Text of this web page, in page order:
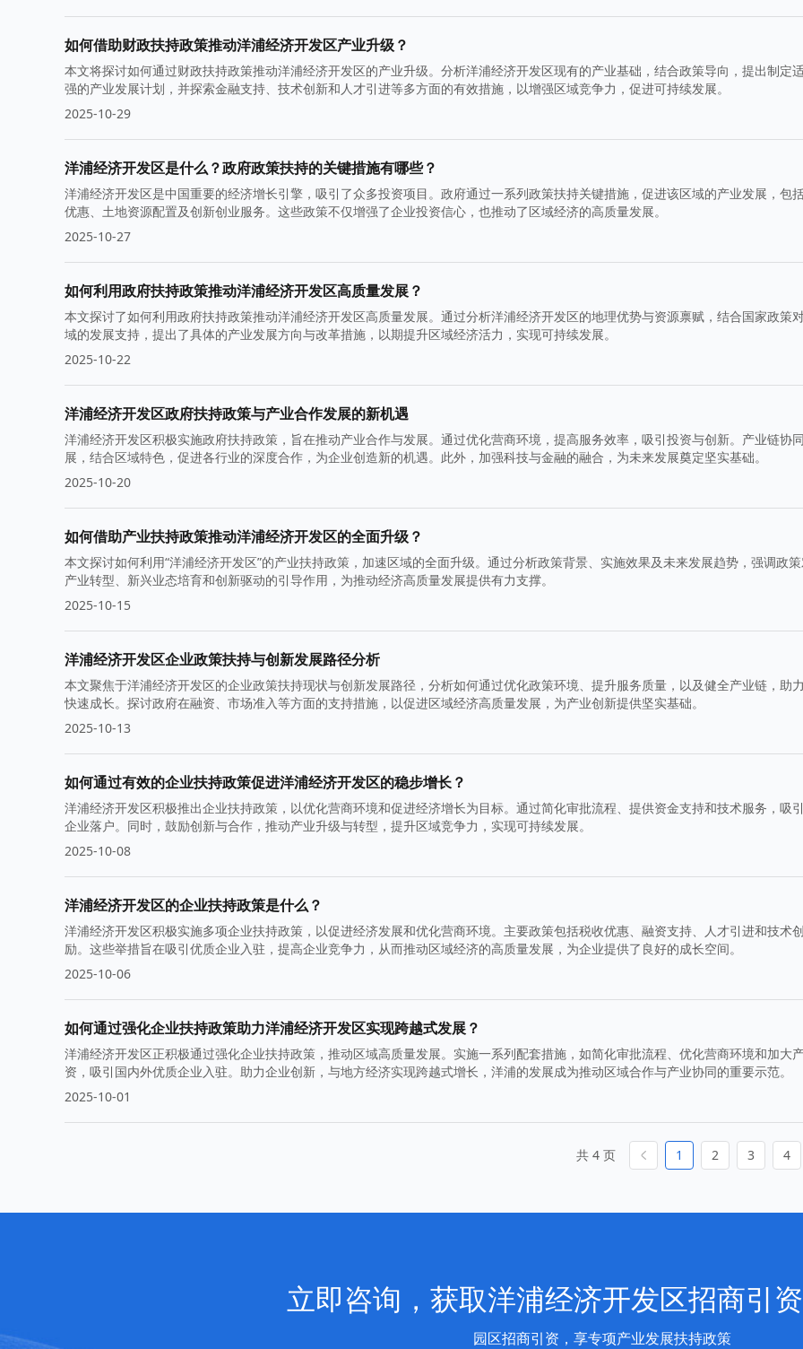
如何借助财政扶持政策推动洋浦经济开发区产业升级？
本文将探讨如何通过财政扶持政策推动洋浦经济开发区的产业升级。分析洋浦经济开发区现有的产业基础，结合政策导向，提出制定
强的产业发展计划，并探索金融支持、技术创新和人才引进等多方面的有效措施，以增强区域竞争力，促进可持续发展。
2025-10-29
洋浦经济开发区是什么？政府政策扶持的关键措施有哪些？
洋浦经济开发区是中国重要的经济增长引擎，吸引了众多投资项目。政府通过一系列政策扶持关键措施，促进该区域的产业发展，包
优惠、土地资源配置及创新创业服务。这些政策不仅增强了企业投资信心，也推动了区域经济的高质量发展。
2025-10-27
如何利用政府扶持政策推动洋浦经济开发区高质量发展？
本文探讨了如何利用政府扶持政策推动洋浦经济开发区高质量发展。通过分析洋浦经济开发区的地理优势与资源禀赋，结合国家政策
域的发展支持，提出了具体的产业发展方向与改革措施，以期提升区域经济活力，实现可持续发展。
2025-10-22
洋浦经济开发区政府扶持政策与产业合作发展的新机遇
洋浦经济开发区积极实施政府扶持政策，旨在推动产业合作与发展。通过优化营商环境，提高服务效率，吸引投资与创新。产业链协
展，结合区域特色，促进各行业的深度合作，为企业创造新的机遇。此外，加强科技与金融的融合，为未来发展奠定坚实基础。
2025-10-20
如何借助产业扶持政策推动洋浦经济开发区的全面升级？
本文探讨如何利用“洋浦经济开发区”的产业扶持政策，加速区域的全面升级。通过分析政策背景、实施效果及未来发展趋势，强调政
产业转型、新兴业态培育和创新驱动的引导作用，为推动经济高质量发展提供有力支撑。
2025-10-15
洋浦经济开发区企业政策扶持与创新发展路径分析
本文聚焦于洋浦经济开发区的企业政策扶持现状与创新发展路径，分析如何通过优化政策环境、提升服务质量，以及健全产业链，助
快速成长。探讨政府在融资、市场准入等方面的支持措施，以促进区域经济高质量发展，为产业创新提供坚实基础。
2025-10-13
如何通过有效的企业扶持政策促进洋浦经济开发区的稳步增长？
洋浦经济开发区积极推出企业扶持政策，以优化营商环境和促进经济增长为目标。通过简化审批流程、提供资金支持和技术服务，吸
企业落户。同时，鼓励创新与合作，推动产业升级与转型，提升区域竞争力，实现可持续发展。
2025-10-08
洋浦经济开发区的企业扶持政策是什么？
洋浦经济开发区积极实施多项企业扶持政策，以促进经济发展和优化营商环境。主要政策包括税收优惠、融资支持、人才引进和技术
励。这些举措旨在吸引优质企业入驻，提高企业竞争力，从而推动区域经济的高质量发展，为企业提供了良好的成长空间。
2025-10-06
如何通过强化企业扶持政策助力洋浦经济开发区实现跨越式发展？
洋浦经济开发区正积极通过强化企业扶持政策，推动区域高质量发展。实施一系列配套措施，如简化审批流程、优化营商环境和加大
资，吸引国内外优质企业入驻。助力企业创新，与地方经济实现跨越式增长，洋浦的发展成为推动区域合作与产业协同的重要示范。
2025-10-01
共 4 页 1 2 3 4
立即咨询，获取洋浦经济开发区招商引
园区招商引资，享专项产业发展扶持政策